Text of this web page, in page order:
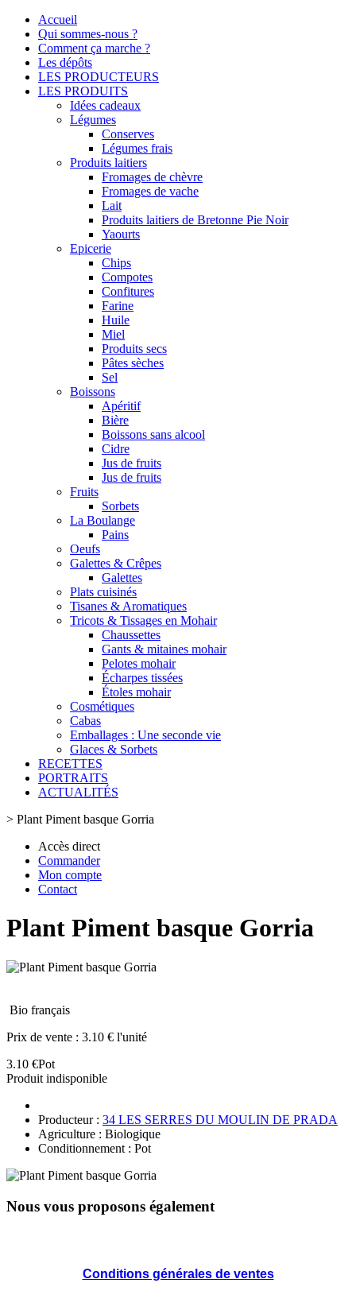
Accueil
Qui sommes-nous ?
Comment ça marche ?
Les dépôts
LES PRODUCTEURS
LES PRODUITS
Idées cadeaux
Légumes
Conserves
Légumes frais
Produits laitiers
Fromages de chèvre
Fromages de vache
Lait
Produits laitiers de Bretonne Pie Noir
Yaourts
Epicerie
Chips
Compotes
Confitures
Farine
Huile
Miel
Produits secs
Pâtes sèches
Sel
Boissons
Apéritif
Bière
Boissons sans alcool
Cidre
Jus de fruits
Jus de fruits
Fruits
Sorbets
La Boulange
Pains
Oeufs
Galettes & Crêpes
Galettes
Plats cuisinés
Tisanes & Aromatiques
Tricots & Tissages en Mohair
Chaussettes
Gants & mitaines mohair
Pelotes mohair
Écharpes tissées
Étoles mohair
Cosmétiques
Cabas
Emballages : Une seconde vie
Glaces & Sorbets
RECETTES
PORTRAITS
ACTUALITÉS
> Plant Piment basque Gorria
Accès direct
Commander
Mon compte
Contact
Plant Piment basque Gorria
Bio français
Prix de vente : 3.10 € l'unité
3.10 €Pot
Produit indisponible
Producteur : 34 LES SERRES DU MOULIN DE PRADA
Agriculture : Biologique
Conditionnement : Pot
Nous vous proposons également
Conditions générales de ventes